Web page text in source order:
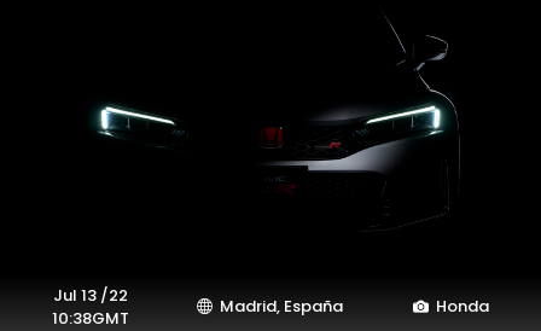
Jul 13 /22
10:38GMT
Madrid, España Honda